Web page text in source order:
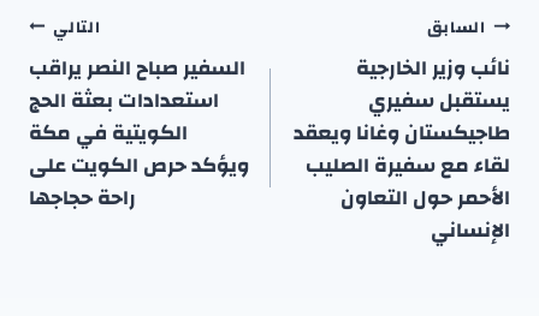
تصفّح
المقالات
السابق
نائب وزير الخارجية
يستقبل سفيري
طاجيكستان وغانا ويعقد
لقاء مع سفيرة الصليب
الأحمر حول التعاون
الإنساني
التالي
السفير صباح النصر يراقب
استعدادات بعثة الحج
الكويتية في مكة
ويؤكد حرص الكويت على
راحة حجاجها